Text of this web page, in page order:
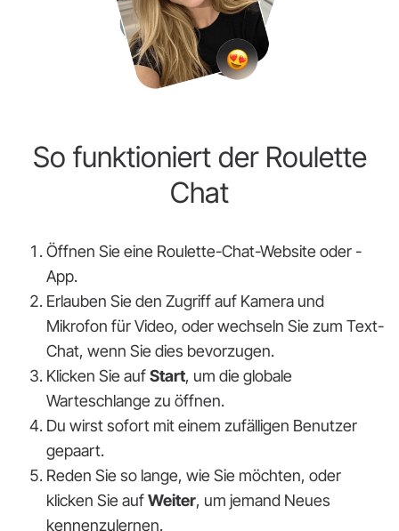
So funktioniert der Roulette
Chat
Öffnen Sie eine Roulette-Chat-Website oder -
App.
Erlauben Sie den Zugriff auf Kamera und
Mikrofon für Video, oder wechseln Sie zum Text-
Chat, wenn Sie dies bevorzugen.
Klicken Sie aufStart, um die globale
Warteschlange zu öffnen.
Du wirst sofort mit einem zufälligen Benutzer
gepaart.
Reden Sie so lange, wie Sie möchten, oder
klicken Sie aufWeiter, um jemand Neues
kennenzulernen.